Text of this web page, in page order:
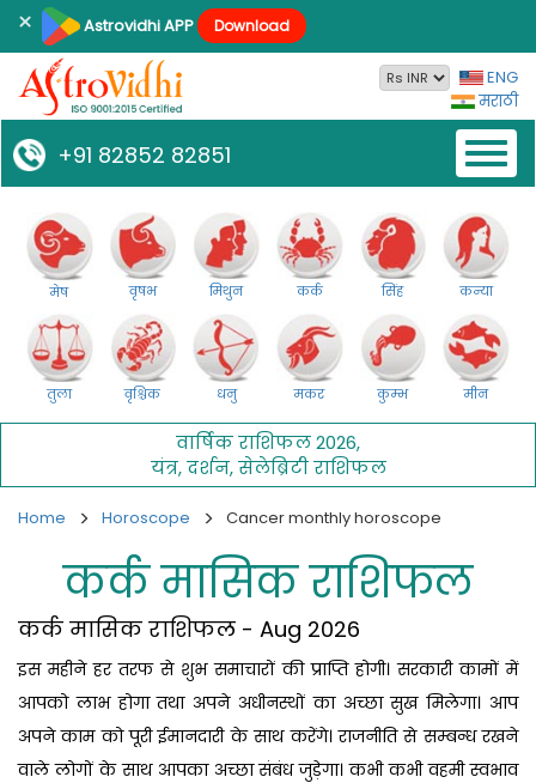
× Astrovidhi APP Download
ENG
मराठी
+91 82852 82851
मेष वृषभ मिथुन कर्क सिंह कन्या
तुला वृश्चिक धनु मकर कुम्भ मीन
वार्षिक राशिफल 2026,
यंत्र,दर्शन,सेलेब्रिटी राशिफल
Home Horoscope Cancer monthly horoscope
कर्क मासिक राशिफल
कर्क मासिक राशिफल - Aug 2026
इस महीने हर तरफ से शुभ समाचारों की प्राप्ति होगी। सरकारी कामों में
आपको लाभ होगा तथा अपने अधीनस्थों का अच्छा सुख मिलेगा। आप
अपने काम को पूरी ईमानदारी के साथ करेंगे। राजनीति से सम्बन्ध रखने
वाले लोगों के साथ आपका अच्छा संबंध जुड़ेगा। कभी कभी वहमी स्वभाव